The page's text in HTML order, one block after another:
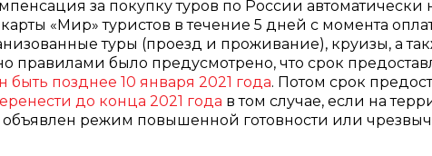
за покупку туров по России автоматически
«Мир» туристов в течение 5 дней с момента
туры (проезд и проживание), круизы, а
правилами было предусмотрено, что срок
быть позднее 10 января 2021 года. Потом срок
до конца 2021 года в том случае, если на
объявлен режим повышенной готовности или